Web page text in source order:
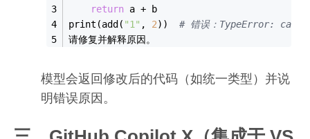
return a + b
print (add ( "1" , 2)) # 错误：TypeError: can
请修复并解释原因。
模型会返回修改后的代码（如统一类型）并说
明错误原因。